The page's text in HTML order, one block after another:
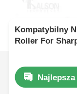
Kompatybilny
Roller For
Najlepsza